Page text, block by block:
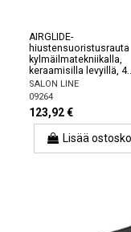
AIRGLIDE-
hiustensuoristusrauta
kylmäilmatekniikalla,
keraamisilla levyillä,
SALON LINE
09264
123,92 €
Lisää